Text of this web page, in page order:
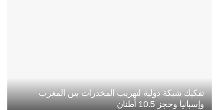
تفكيك شبكة دولية لتهريب المخدرات بين المغرب
وإسبانيا وحجز 10.5 أطنان